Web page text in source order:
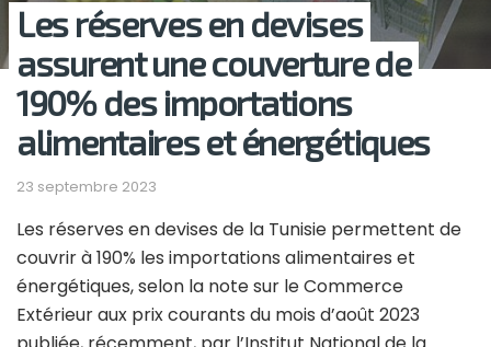
Les réserves en devises
assurent une couverture de
190% des importations
alimentaires et énergétiques
23 septembre 2023
Les réserves en devises de la Tunisie permettent de
couvrir à 190% les importations alimentaires et
énergétiques, selon la note sur le Commerce
Extérieur aux prix courants du mois d’août 2023